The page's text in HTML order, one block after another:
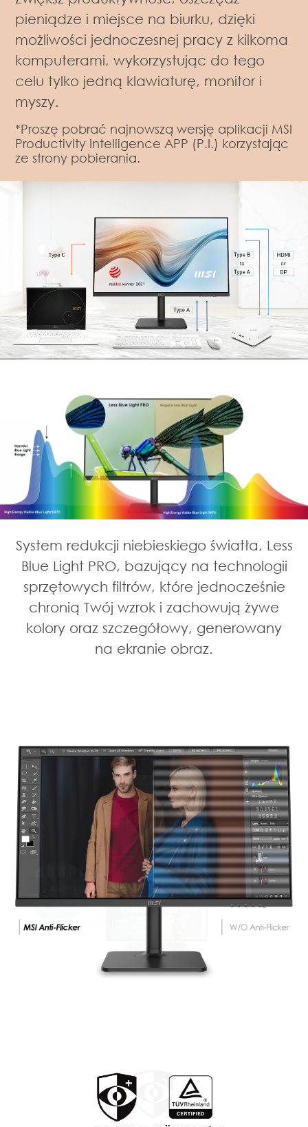
pieniądze i miejsce na biurku, dzięki
możliwości jednoczesnej pracy z kilkoma
komputerami, wykorzystując do tego
celu tylko jedną klawiaturę, monitor i
myszy.
*Proszę pobrać najnowszą wersję aplikacji MSI
Productivity Intelligence APP (P.I.) korzystając
ze strony pobierania.
System redukcji niebieskiego światła, Less
Blue Light PRO, bazujący na technologii
sprzętowych filtrów, które jednocześnie
chronią Twój wzrok i zachowują żywe
kolory oraz szczegółowy, generowany
na ekranie obraz.